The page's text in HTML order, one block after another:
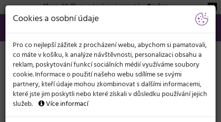
Sleva 20 %na pánskou kosmetikuBeviro!
566 440 099
info@svetkadernictvi.cz
Po−pá: 8−17
Vše o nákupu Kč
KATEGORIE
MENU
Vlasová kosmetika Ostatní příslušenství
Cookies a osobní údaje
Pro co nejlepší zážitek z procházení webu, abychom si pamatovali,
co máte v košíku, k analýze návštěvnosti, personalizaci obsahu a
reklam, poskytování funkcí sociálních médií využíváme soubory
cookie. Informace o použití našeho webu sdílíme se svými
partnery, kteří údaje mohou zkombinovat s dalšími informacemi,
které jste jim poskytli nebo které získali v důsledku používání jejich
služeb.
Více informací